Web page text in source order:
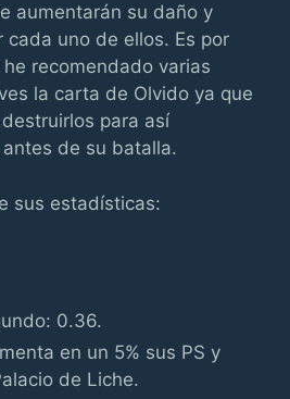
aumentarán su daño y
cada uno de ellos. Es por
recomendado varias
la carta de Olvido ya que
para así
de su batalla.
sus estadísticas:
0.36.
en un 5% sus PS y
de Liche.